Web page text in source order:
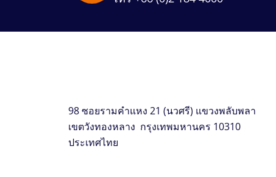
98 ซอยรามคำแหง 21 (นวศรี) แขวงพลับพลา
เขตวังทองหลาง กรุงเทพมหานคร 10310
ประเทศไทย